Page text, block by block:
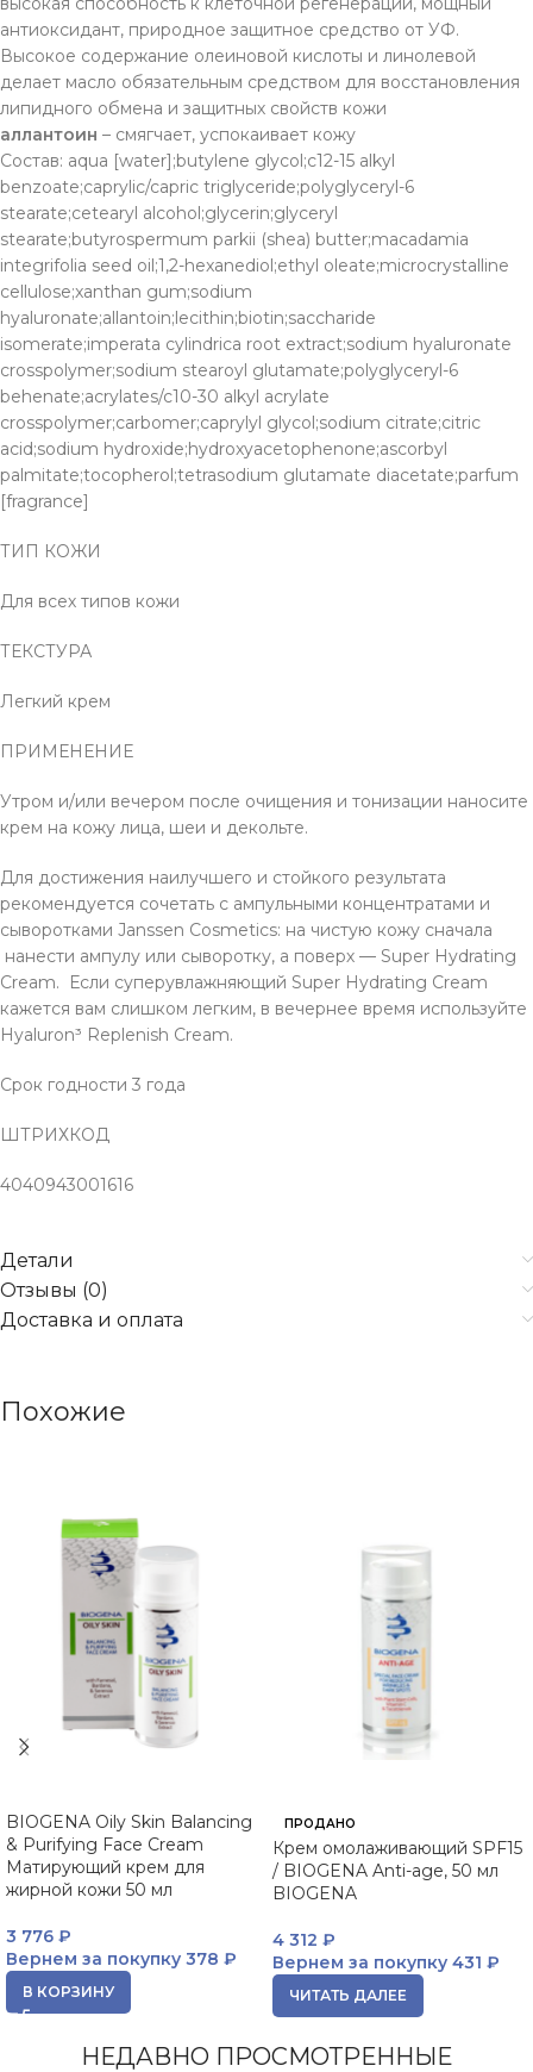
антиоксидант, природное защитное средство от УФ.
Высокое содержание олеиновой кислоты и линолевой
делает масло обязательным средством для восстановления
липидного обмена и защитных свойств кожи
аллантоин – смягчает, успокаивает кожу
Состав: aqua [water];butylene glycol;c12-15 alkyl
benzoate;caprylic/capric triglyceride;polyglyceryl-6
stearate;cetearyl alcohol;glycerin;glyceryl
stearate;butyrospermum parkii (shea) butter;macadamia
integrifolia seed oil;1,2-hexanediol;ethyl oleate;microcrystalline
cellulose;xanthan gum;sodium
hyaluronate;allantoin;lecithin;biotin;saccharide
isomerate;imperata cylindrica root extract;sodium hyaluronate
crosspolymer;sodium stearoyl glutamate;polyglyceryl-6
behenate;acrylates/c10-30 alkyl acrylate
crosspolymer;carbomer;caprylyl glycol;sodium citrate;citric
acid;sodium hydroxide;hydroxyacetophenone;ascorbyl
palmitate;tocopherol;tetrasodium glutamate diacetate;parfum
[fragrance]
ТИП КОЖИ
Для всех типов кожи
ТЕКСТУРА
Легкий крем
ПРИМЕНЕНИЕ
Утром и/или вечером после очищения и тонизации наносите
крем на кожу лица, шеи и декольте.
Для достижения наилучшего и стойкого результата
рекомендуется сочетать с ампульными концентратами и
сыворотками Janssen Cosmetics: на чистую кожу сначала
нанести ампулу или сыворотку, а поверх — Super Hydrating
Cream. Если суперувлажняющий Super Hydrating Cream
кажется вам слишком легким, в вечернее время используйте
Hyaluron³ Replenish Cream.
Срок годности 3 года
ШТРИХКОД
4040943001616
Детали
Отзывы (0)
Доставка и оплата
Похожие
BIOGENA Oily Skin Balancing
& Purifying Face Cream
Матирующий крем для
жирной кожи 50 мл
3 776 ₽
Вернем за покупку 378 ₽
В КОРЗИНУ
ПРОДАНО
Крем омолаживающий SPF15
/ BIOGENA Anti-age, 50 мл
BIOGENA
4 312 ₽
Вернем за покупку 431 ₽
ЧИТАТЬ ДАЛЕЕ
НЕДАВНО ПРОСМОТРЕННЫЕ